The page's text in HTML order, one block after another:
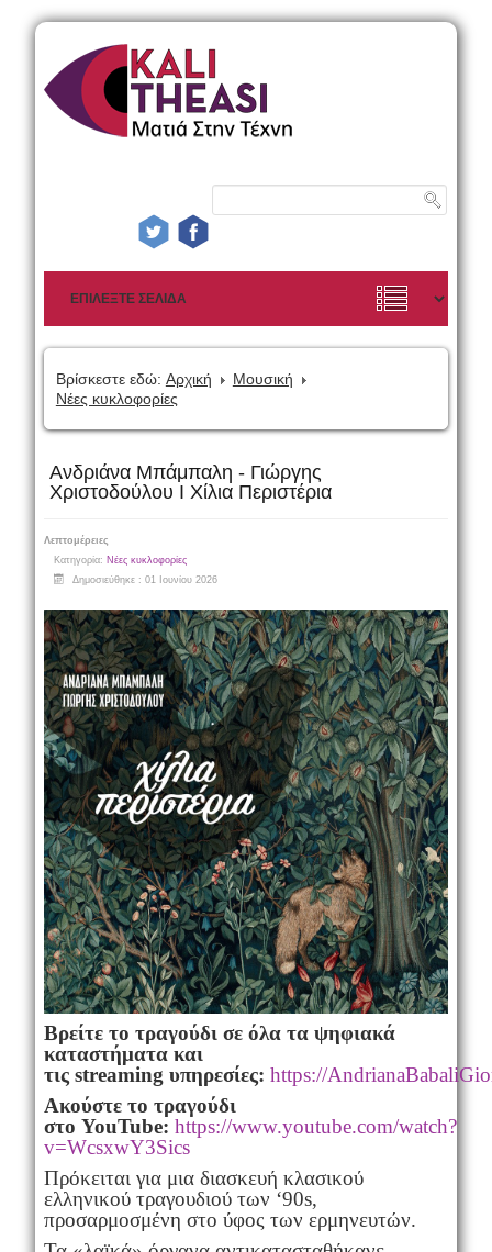
Βρίσκεστε εδώ: Αρχική
Μουσική
Νέες κυκλοφορίες
Ανδριάνα Μπάμπαλη - Γιώργης
Χριστοδούλου I Χίλια Περιστέρια
Λεπτομέρειες
Κατηγορία: Νέες κυκλοφορίες
Δημοσιεύθηκε : 01 Ιουνίου 2026
Βρείτε το τραγούδι σε όλα τα ψηφιακά
καταστήματα και
τις streaming υπηρεσίες: https://
Ακούστε το τραγούδι
στο YouTube: https://www.youtube.com/watch?
v=WcsxwY3Sics
Πρόκειται για μια διασκευή κλασικού
ελληνικού τραγουδιού των ‘90s,
προσαρμοσμένη στο ύφος των ερμηνευτών.